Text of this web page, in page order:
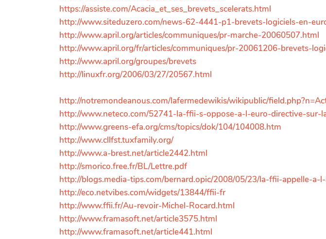
https://assiste.com/Acacia_et_ses_brevets_scelerats.html
http://www.siteduzero.com/news-62-4441-p1-brevets-logiciels-en-
http://www.april.org/articles/communiques/pr-marche-20060507.html
http://www.april.org/fr/articles/communiques/pr-20061206-brevets-
http://www.april.org/groupes/brevets
http://linuxfr.org/2006/03/27/20567.html
http://notremondeanous.com/lafermedewikis/wikipublic/
http://www.neteco.com/52741-la-ffii-s-oppose-a-l-euro-directive-sur-
http://www.greens-efa.org/cms/topics/dok/104/104008.htm
http://www.cllfst.tuxfamily.org/
http://www.a-brest.net/article2442.html
http://smorico.free.fr/BL/Lettre.pdf
http://blogs.media-tips.com/bernard.opic/2008/05/23/la-ffii-appelle-
http://eco.netvibes.com/widgets/13844/ffii-fr
http://www.ffii.fr/Au-revoir-Michel-Rocard.html
http://www.framasoft.net/article3575.html
http://www.framasoft.net/article441.html